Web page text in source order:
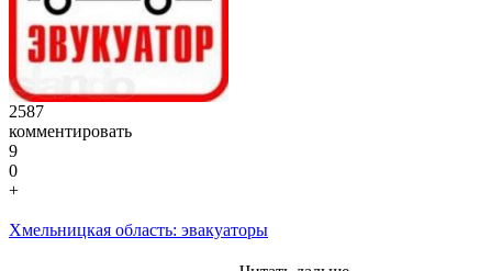
2587
комментировать
9
0
+
Хмельницкая область: эвакуаторы